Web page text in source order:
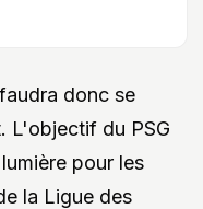
donc se
L'objectif du PSG
pour les
la Ligue des